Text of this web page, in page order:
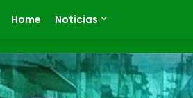
Home Noticias